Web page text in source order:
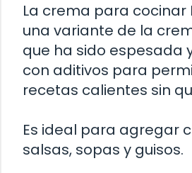
La crema para cocinar
una variante de la
que ha sido espesada
con aditivos para
recetas calientes sin
Es ideal para agregar
salsas, sopas y guisos.